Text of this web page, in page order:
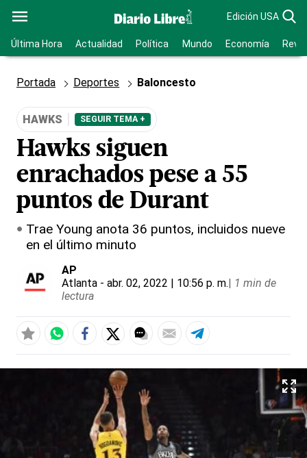
Edición USA
Última Hora Actualidad Política Mundo Economía
Portada Deportes Baloncesto
HAWKS SEGUIR TEMA +
Hawks siguen
enrachados pese a 55
puntos de Durant
Trae Young anota 36 puntos, incluidos nueve
en el último minuto
AP
Atlanta - abr. 02, 2022 | 10:56 p. m.| 1 min de
lectura